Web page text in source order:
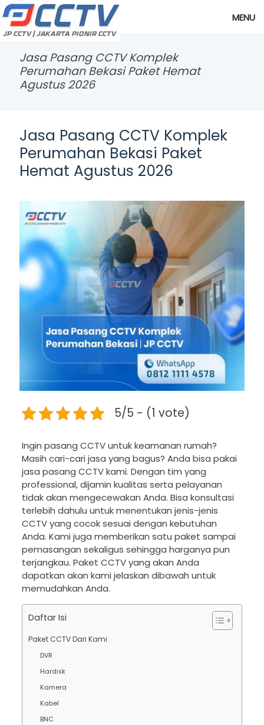
MENU
Jasa Pasang CCTV Komplek
Perumahan Bekasi Paket Hemat
Agustus 2026
Jasa Pasang CCTV Komplek
Perumahan Bekasi Paket
Hemat Agustus 2026
5/5 - (1 vote)
Ingin pasang CCTV untuk keamanan rumah?
Masih cari-cari jasa yang bagus? Anda bisa pakai
jasa pasang CCTV kami. Dengan tim yang
professional, dijamin kualitas serta pelayanan
tidak akan mengecewakan Anda. Bisa konsultasi
terlebih dahulu untuk menentukan jenis-jenis
CCTV yang cocok sesuai dengan kebutuhan
Anda. Kami juga memberikan satu paket sampai
pemasangan sekaligus sehingga harganya pun
terjangkau. Paket CCTV yang akan Anda
dapatkan akan kami jelaskan dibawah untuk
memudahkan Anda.
Daftar Isi
Paket CCTV Dari Kami
DVR
Hardisk
Kamera
Kabel
BNC